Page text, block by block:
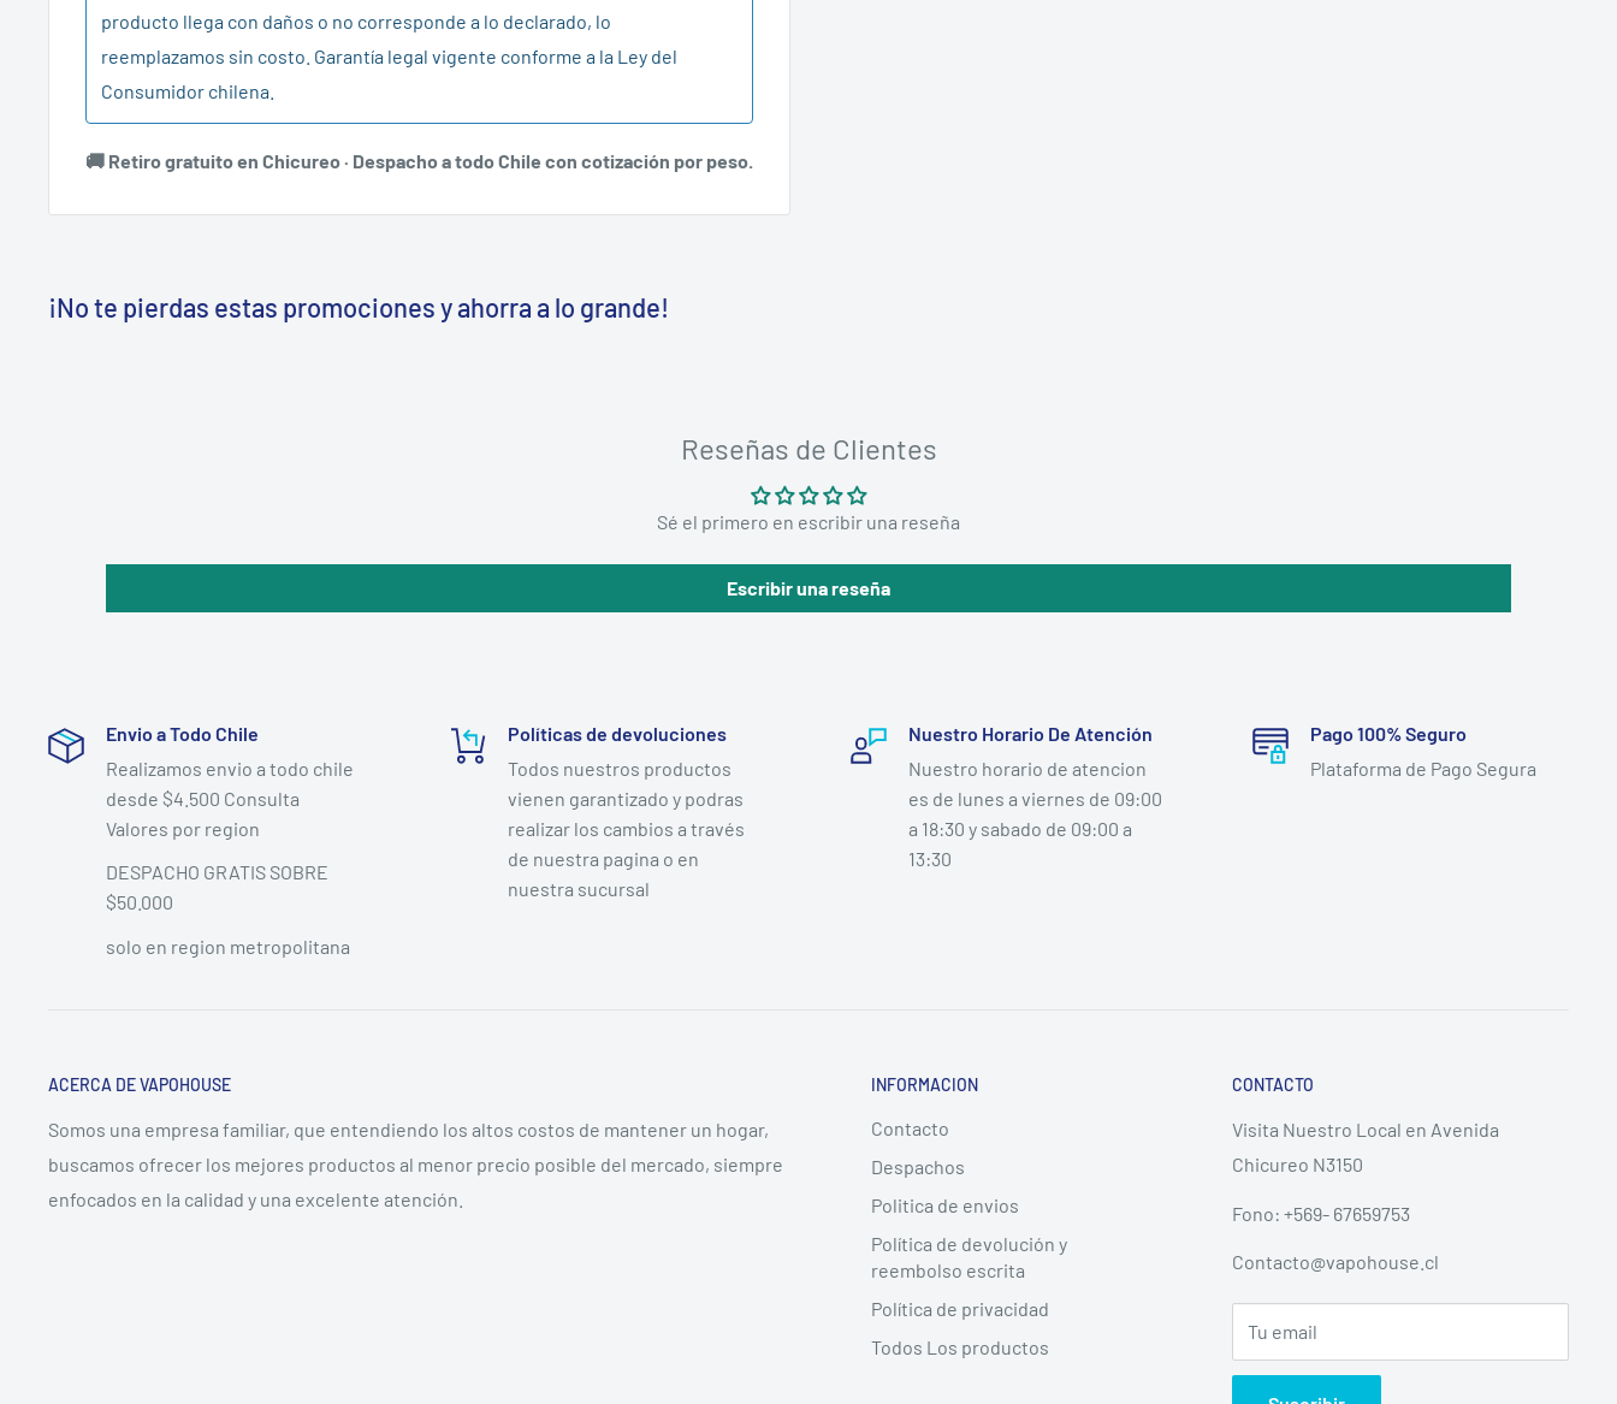
producto llega con daños o no corresponde a lo declarado, lo
reemplazamos sin costo. Garantía legal vigente conforme a la Ley del
Consumidor chilena.
🚚 Retiro gratuito en Chicureo · Despacho a todo Chile con cotización por peso.
¡No te pierdas estas promociones y ahorra a lo grande!
Reseñas de Clientes
Sé el primero en escribir una reseña
Escribir una reseña
Envio a Todo Chile
Realizamos envio a todo chile
desde $4.500 Consulta
Valores por region
DESPACHO GRATIS SOBRE
$50.000
solo en region metropolitana
Políticas de devoluciones
Todos nuestros productos
vienen garantizado y podras
realizar los cambios a través
de nuestra pagina o en
nuestra sucursal
Nuestro Horario De Atención
Nuestro horario de atencion
es de lunes a viernes de 09:00
a 18:30 y sabado de 09:00 a
13:30
Pago 100% Seguro
Plataforma de Pago Segura
ACERCA DE VAPOHOUSE
Somos una empresa familiar, que entendiendo los altos costos de mantener un hogar,
buscamos ofrecer los mejores productos al menor precio posible del mercado, siempre
enfocados en la calidad y una excelente atención.
INFORMACION
Contacto
Despachos
Politica de envios
Política de devolución y
reembolso escrita
Política de privacidad
Todos Los productos
CONTACTO
Visita Nuestro Local en Avenida
Chicureo N3150
Fono: +569- 67659753
Contacto@vapohouse.cl
Tu email